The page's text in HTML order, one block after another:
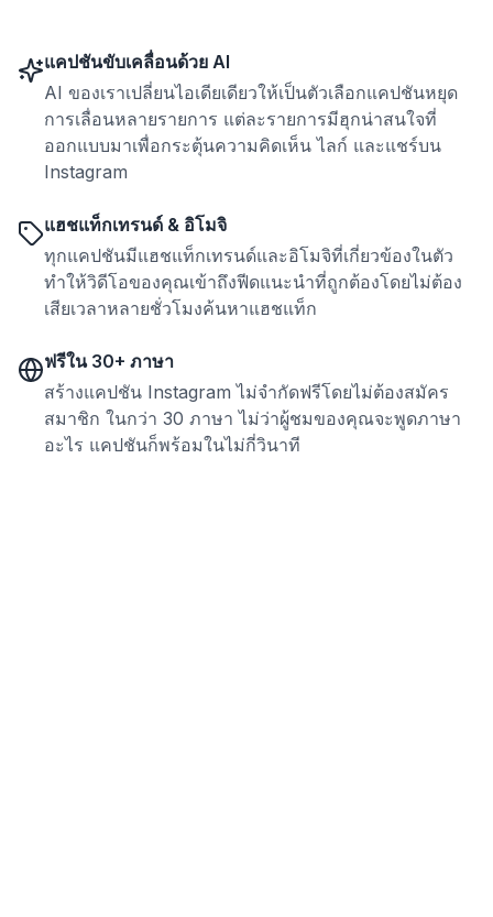
แคปชันขับเคลื่อนด้วย AI
AI ของเราเปลี่ยนไอเดียเดียวให้เป็นตัวเลือกแคปชันหยุด
การเลื่อนหลายรายการ แต่ละรายการมีฮุกน่าสนใจที่
ออกแบบมาเพื่อกระตุ้นความคิดเห็น ไลก์ และแชร์บน
Instagram
แฮชแท็กเทรนด์ & อิโมจิ
ทุกแคปชันมีแฮชแท็กเทรนด์และอิโมจิที่เกี่ยวข้องในตัว
ทำให้วิดีโอของคุณเข้าถึงฟีดแนะนำที่ถูกต้องโดยไม่ต้อง
เสียเวลาหลายชั่วโมงค้นหาแฮชแท็ก
ฟรีใน 30+ ภาษา
สร้างแคปชัน Instagram ไม่จำกัดฟรีโดยไม่ต้องสมัคร
สมาชิก ในกว่า 30 ภาษา ไม่ว่าผู้ชมของคุณจะพูดภาษา
อะไร แคปชันก็พร้อมในไม่กี่วินาที